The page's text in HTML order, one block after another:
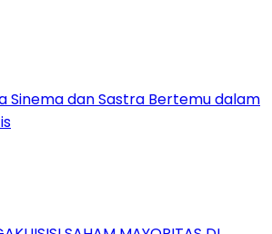
Sinema dan Sastra Bertemu dalam